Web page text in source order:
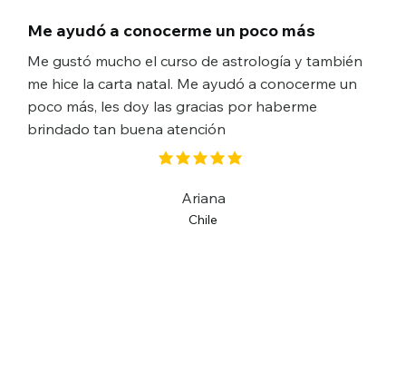
Me ayudó a conocerme un poco más
Me gustó mucho el curso de astrología y también
me hice la carta natal. Me ayudó a conocerme un
poco más, les doy las gracias por haberme
brindado tan buena atención
la calificación promedio es 5 de 5
Ariana
Chile